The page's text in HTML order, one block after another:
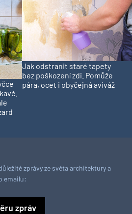
Jak odstranit staré tapety
bez poškození zdi. Pomůže
pára, ocet i obyčejná aviváž
zprávy ze světa architektury a
emailu:
zpráv